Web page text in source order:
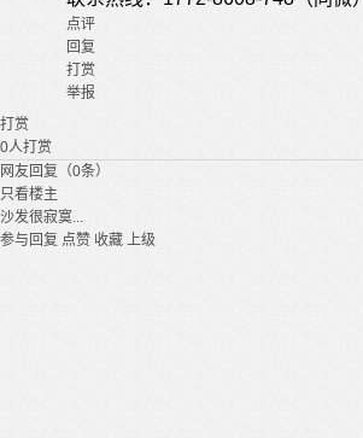
点评
回复
打赏
举报
打赏
0人打赏
网友回复（0条）
只看楼主
沙发很寂寞...
参与回复 点赞 收藏 上级